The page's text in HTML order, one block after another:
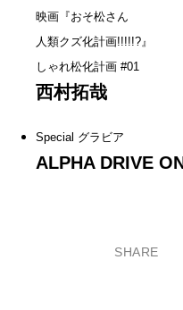
映画『おそ松さん
人類クズ化計画!!!!!?』
しゃれ松化計画 #01
西村拓哉
Special グラビア
ALPHA DRIVE
SHARE